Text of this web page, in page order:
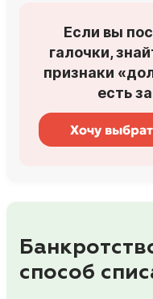
Если вы
галочки,
признаки
есть
Хочу
способ